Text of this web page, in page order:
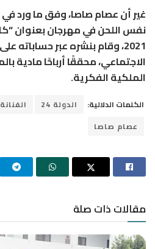
غير أن عصام صاصا، وفق ما ورد في
نفس اللحن في مهرجان بعنوان
2021، وقام بنشره عبر حساباته
الاجتماعي، محققًا أرباحًا مادية
الملكية الفكرية.
الكلمات الدلالية: الدولة 24
عصام صاصا
مقالات ذات صلة